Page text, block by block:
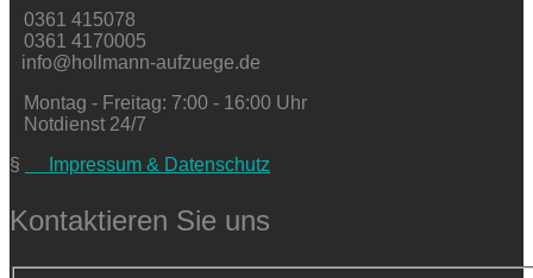
0361 415078
0361 4170005
info@hollmann-aufzuege.de
Montag - Freitag: 7:00 - 16:00 Uhr
Notdienst 24/7
§
Impressum & Datenschutz
Kontaktieren Sie uns